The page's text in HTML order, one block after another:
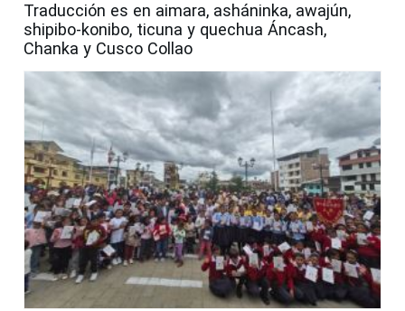
Traducción es en aimara, asháninka, awajún,
shipibo-konibo, ticuna y quechua Áncash,
Chanka y Cusco Collao